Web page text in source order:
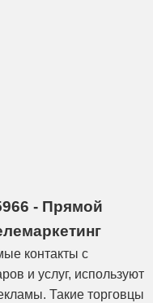
- Прямой
контакты с
и услуг, используют
Такие торговцы